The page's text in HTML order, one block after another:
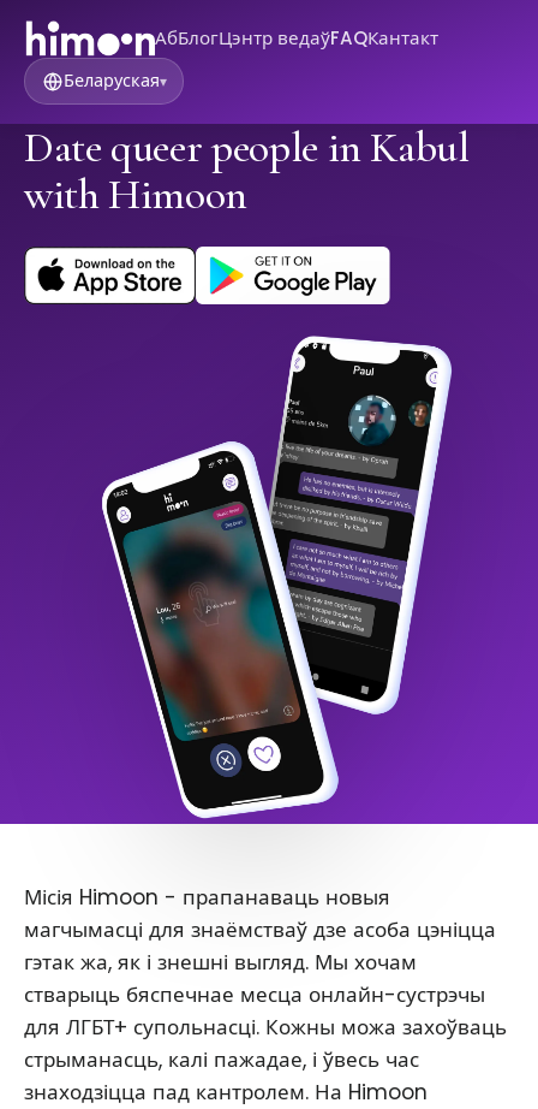
АбБлогЦэнтр ведаўFAQКантакт
Беларуская▾
Date queer people in Kabul
with Himoon
Місія Himoon - прапанаваць новыя
магчымасці для знаёмстваў дзе асоба цэніцца
гэтак жа, як і знешні выгляд. Мы хочам
стварыць бяспечнае месца онлайн-сустрэчы
для ЛГБТ+ супольнасці. Кожны можа захоўваць
стрыманасць, калі пажадае, і ўвесь час
знаходзіцца пад кантролем. На Himoon